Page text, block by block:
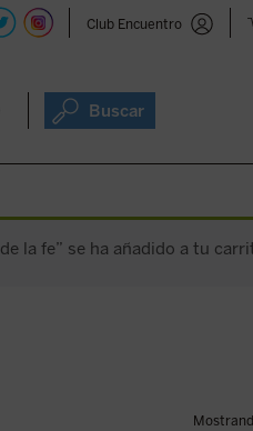
Club Encuentro
Buscar
la fe” se ha añadido a tu